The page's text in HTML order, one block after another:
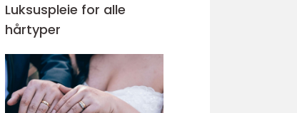
Luksuspleie for alle
hårtyper